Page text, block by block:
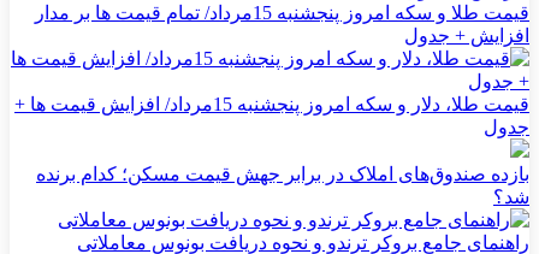
قیمت طلا و سکه امروز پنجشنبه 15مرداد/ تمام قیمت ها بر مدار
افزایش + جدول
قیمت طلا، دلار و سکه امروز پنجشنبه 15مرداد/ افزایش قیمت ها +
جدول
بازده صندوق‌های املاک در برابر جهش قیمت مسکن؛ کدام برنده
شد؟
راهنمای جامع بروکر ترندو و نحوه دریافت بونوس معاملاتی